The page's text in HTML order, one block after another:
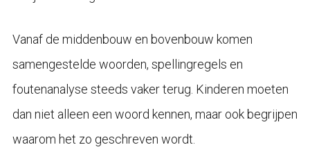
Vanaf de middenbouw en bovenbouw komen
samengestelde woorden, spellingregels en
foutenanalyse steeds vaker terug. Kinderen moeten
dan niet alleen een woord kennen, maar ook begrijpen
waarom het zo geschreven wordt.